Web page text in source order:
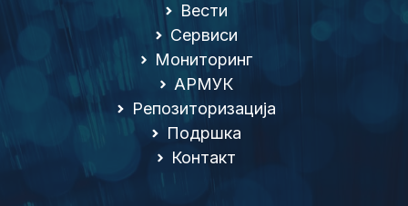
Вести
Сервиси
Мониторинг
АРМУК
Репозиторизација
Подршка
Контакт